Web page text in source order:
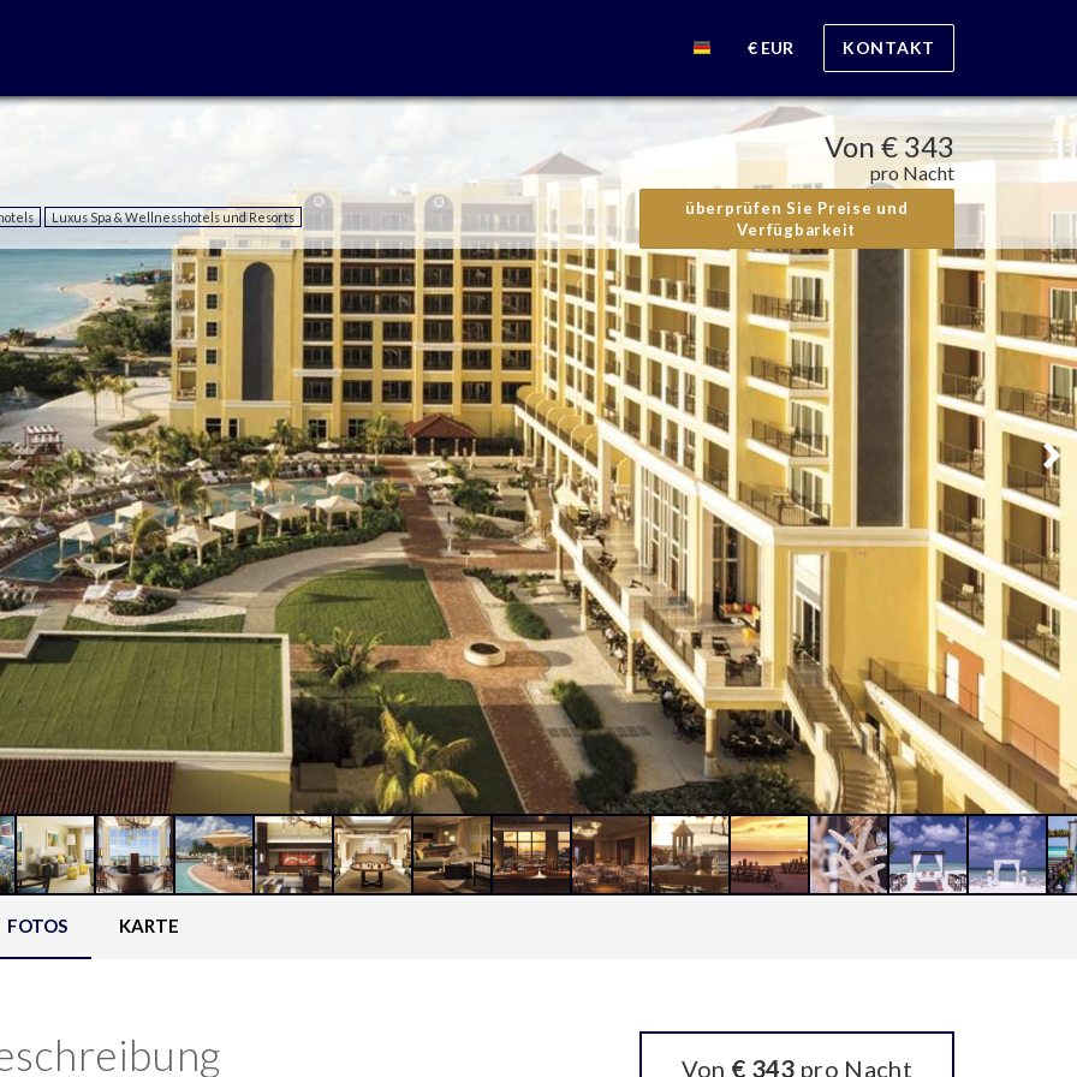
€ EUR KONTAKT
Luxus Spa & Wellnesshotels und Resorts
Von € 343
pro Nacht
überprüfen Sie Preise und
Verfügbarkeit
FOTOS KARTE
Von € 343 pro Nacht